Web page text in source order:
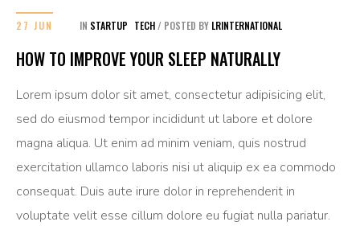
27 JUN IN STARTUP TECH / POSTED BY LRINTERNATIONAL
HOW TO IMPROVE YOUR SLEEP NATURALLY
Lorem ipsum dolor sit amet, consectetur adipisicing elit,
sed do eiusmod tempor incididunt ut labore et dolore
magna aliqua. Ut enim ad minim veniam, quis nostrud
exercitation ullamco laboris nisi ut aliquip ex ea commodo
consequat. Duis aute irure dolor in reprehenderit in
voluptate velit esse cillum dolore eu fugiat nulla pariatur.